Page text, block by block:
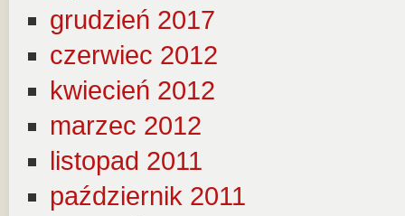
grudzień 2017
czerwiec 2012
kwiecień 2012
marzec 2012
listopad 2011
październik 2011